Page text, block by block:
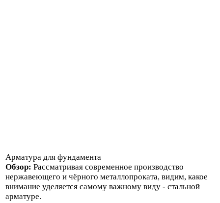
Арматура для фундамента
Обзор: Рассматривая современное производство
нержавеющего и чёрного металлопроката, видим, какое
внимание уделяется самому важному виду - стальной
арматуре.